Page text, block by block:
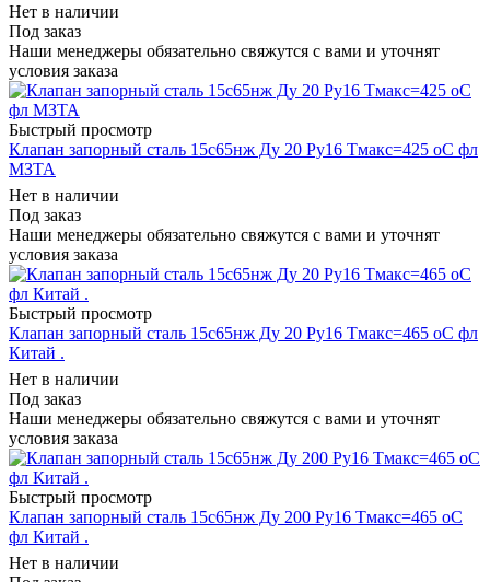
Нет в наличии
Под заказ
Наши менеджеры обязательно свяжутся с вами и уточнят
условия заказа
Быстрый просмотр
Клапан запорный сталь 15с65нж Ду 20 Ру16 Тмакс=425 оС фл
МЗТА
Нет в наличии
Под заказ
Наши менеджеры обязательно свяжутся с вами и уточнят
условия заказа
Быстрый просмотр
Клапан запорный сталь 15с65нж Ду 20 Ру16 Тмакс=465 оС фл
Китай .
Нет в наличии
Под заказ
Наши менеджеры обязательно свяжутся с вами и уточнят
условия заказа
Быстрый просмотр
Клапан запорный сталь 15с65нж Ду 200 Ру16 Тмакс=465 оС
фл Китай .
Нет в наличии